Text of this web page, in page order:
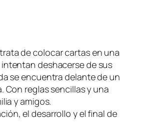
de colocar cartas en una
deshacerse de sus
se encuentra delante de un
Con reglas sencillas y una
y amigos.
el desarrollo y el final de